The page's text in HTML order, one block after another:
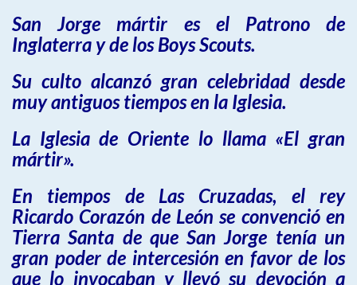
San Jorge mártir es el Patrono de
Inglaterra y de los Boys Scouts.
Su culto alcanzó gran celebridad desde
muy antiguos tiempos en la Iglesia.
La Iglesia de Oriente lo llama «El gran
mártir».
En tiempos de Las Cruzadas, el rey
Ricardo Corazón de León se convenció en
Tierra Santa de que San Jorge tenía un
gran poder de intercesión en favor de los
que lo invocaban y llevó su devoción a